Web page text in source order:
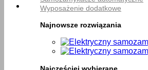
Wyposażenie dodatkowe
Najnowsze rozwiązania
Najczęściej wybierane